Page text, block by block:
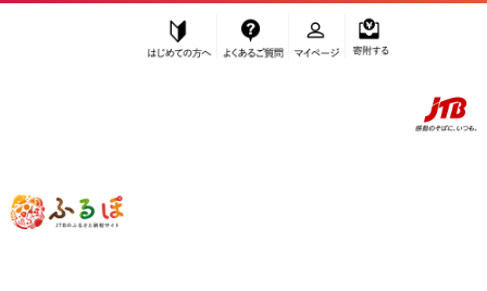
ふるぽ JTBのふるさと納税サイト
「ふるさと納税」TOP
果汁飲料
その他果汁飲料